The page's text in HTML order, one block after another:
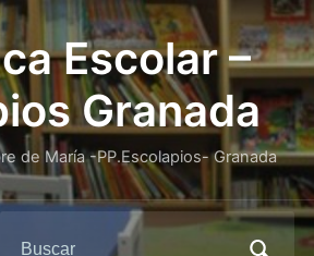
Escolar –
Granada
de María -PP.Escolapios- Granada